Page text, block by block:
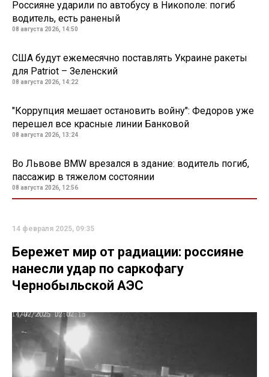
Россияне ударили по автобусу в Никополе: погиб
водитель, есть раненый
08 августа 2026, 14:50
США будут ежемесячно поставлять Украине ракеты
для Patriot – Зеленский
08 августа 2026, 14:22
"Коррупция мешает остановить войну": Федоров уже
перешел все красные линии Банковой
08 августа 2026, 13:24
Во Львове BMW врезался в здание: водитель погиб,
пассажир в тяжелом состоянии
08 августа 2026, 12:56
14 февраля 2025, 09:35
Бережет мир от радиации: россияне
нанесли удар по саркофагу
Чернобыльской АЭС